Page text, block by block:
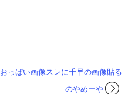
おっぱい画像スレに千早の画像貼る
のやめーや